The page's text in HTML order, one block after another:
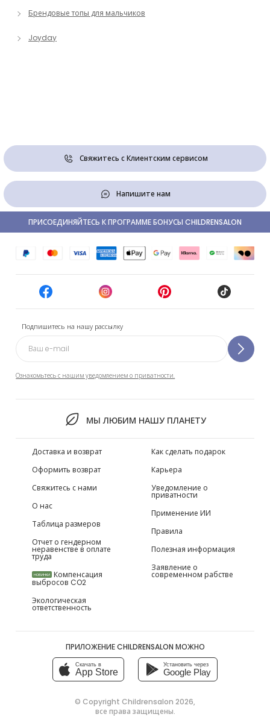
Брендовые топы для мальчиков
Joyday
Свяжитесь с Клиентским сервисом
Напишите нам
Подпишитесь на нашу рассылку
Ознакомьтесь с нашим уведомлением о приватности.
МЫ ЛЮБИМ НАШУ ПЛАНЕТУ
ПРИСОЕДИНЯЙТЕСЬ К ПРОГРАММЕ БОНУСЫ CHILDRENSALON
Доставка и возврат
Оформить возврат
Свяжитесь с нами
О нас
Таблица размеров
Отчет о гендерном
неравенстве в оплате
труда
НОВИНКИ Компенсация
выбросов CO2
Экологическая
ответственность
Как сделать подарок
Карьера
Уведомление о
приватности
Применение ИИ
Правила
Полезная информация
Заявление о
современном рабстве
ПРИЛОЖЕНИЕ CHILDRENSALON МОЖНО
Скачать в
App Store
Установить через
Google Play
© Copyright Childrensalon 2026,
все права защищены.